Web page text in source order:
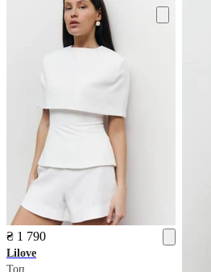
₴ 1 790
Lilove
Топ